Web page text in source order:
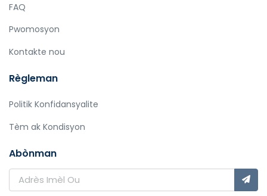
FAQ
Pwomosyon
Kontakte nou
Règleman
Politik Konfidansyalite
Tèm ak Kondisyon
Abònman